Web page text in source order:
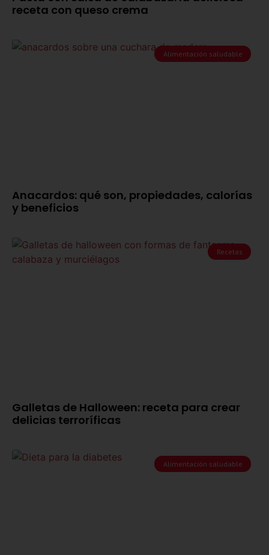
receta con queso crema
Alimentación saludable
Anacardos: qué son, propiedades, calorías
y beneficios
Recetas
Galletas de Halloween: receta para crear
delicias terroríficas
Alimentación saludable